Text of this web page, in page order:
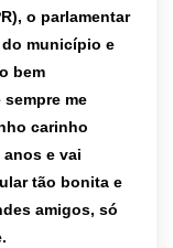
o parlamentar
município e
bem
me
carinho
e vai
tão bonita e
amigos, só